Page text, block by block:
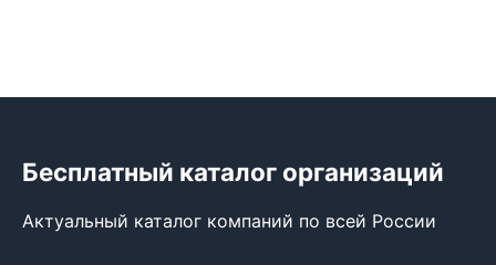
Бесплатный каталог организаций
Актуальный каталог компаний по всей России